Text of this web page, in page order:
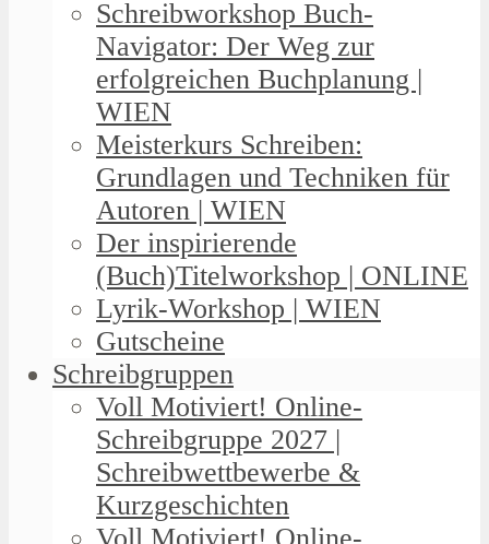
Schreibworkshop Buch-
Navigator: Der Weg zur
erfolgreichen Buchplanung |
WIEN
Meisterkurs Schreiben:
Grundlagen und Techniken für
Autoren | WIEN
Der inspirierende
(Buch)Titelworkshop | ONLINE
Lyrik-Workshop | WIEN
Gutscheine
Schreibgruppen
Voll Motiviert! Online-
Schreibgruppe 2027 |
Schreibwettbewerbe &
Kurzgeschichten